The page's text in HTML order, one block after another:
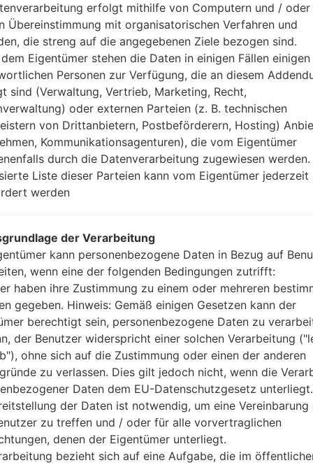
Modell und seine Eigenschaften
LGQ710YBW
LG Q Stylus Plus
Juli, 2018
8.1 millimeter (0.32 Zoll)
160.1 x 77.7 millimeter (6.30 x
171 gramm (6.03 unzen)
Android 8.x Oreo Mirror
4x1.5GHz Cortex-A53 &
64GB
microSD, zu 1 TB
Netzwerk und Daten
2 NaNein-Sim
GSM 850/900/1800/1900 MHz
HSDPA 850/900/1900/2100
LTE band 1(2100), 3(1800),
39(1900), 40(2300), 41(2500)
-
GPRS/EDGE
Anzeige
6.2 Zoll (~79.7% Bildschirm
IPS LCD kapazitiver
1080 x 2160 Pixel (~390
erfolgt mithilfe von Computern und / oder
Übereinstimmung mit organisatorischen Verfahren und
die streng auf die angegebenen Ziele bezogen sind.
Eigentümer stehen die Daten in einigen Fällen einigen
Personen zur Verfügung, die an diesem
sind (Verwaltung, Vertrieb, Marketing, Recht,
oder externen Parteien (z. B. technischen
von Drittanbietern, Postbeförderern, Hosting)
Kommunikationsagenturen), die vom Eigentümer
durch die Datenverarbeitung zugewiesen werden.
Liste dieser Parteien kann vom Eigentümer jederzeit
werden
der Verarbeitung
kann personenbezogene Daten in Bezug auf
wenn eine der folgenden Bedingungen zutrifft:
haben ihre Zustimmung zu einem oder mehreren
gegeben. Hinweis: Gemäß einigen Gesetzen kann der
berechtigt sein, personenbezogene Daten zu
der Benutzer widerspricht einer solchen Verarbeitung
ohne sich auf die Zustimmung oder einen der anderen
zu verlassen. Dies gilt jedoch nicht, wenn die
Daten dem EU-Datenschutzgesetz unterliegt.
der Daten ist notwendig, um eine Vereinbarung
zu treffen und / oder für alle vorvertraglichen
denen der Eigentümer unterliegt.
bezieht sich auf eine Aufgabe, die im